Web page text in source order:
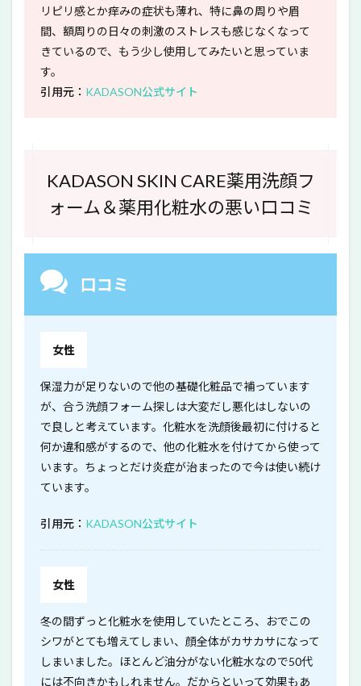
リピリ感とか痒みの症状も薄れ、特に鼻の周りや眉
間、額周りの日々の刺激のストレスも感じなくなって
きているので、もう少し使用してみたいと思っていま
す。
引用元： KADASON公式サイト
KADASON SKIN CARE薬用洗顔フ
ォーム＆薬用化粧水の悪い口コミ
口コミ
女性
保湿力が足りないので他の基礎化粧品で補っています
が、合う洗顔フォーム探しは大変だし悪化はしないの
で良しと考えています。化粧水を洗顔後最初に付けると
何か違和感がするので、他の化粧水を付けてから使って
います。ちょっとだけ炎症が治まったので今は使い続け
ています。
引用元： KADASON公式サイト
女性
冬の間ずっと化粧水を使用していたところ、おでこの
シワがとても増えてしまい、顔全体がカサカサになって
しまいました。ほとんど油分がない化粧水なので50代
には不向きかもしれません。だからといって効果もあ